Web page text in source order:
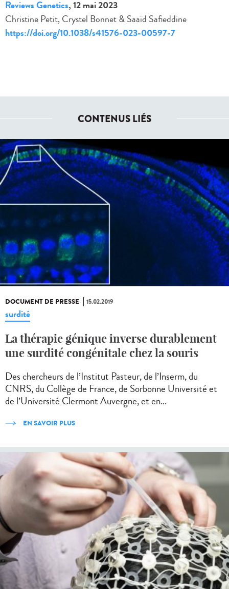
Reviews Genetics, 12 mai 2023
Christine Petit, Crystel Bonnet & Saaïd Safieddine
https://doi.org/10.1038/s41576-023-00597-7
CONTENUS LIÉS
DOCUMENT DE PRESSE 15.02.2019
surdité
La thérapie génique inverse durablement
une surdité congénitale chez la souris
Des chercheurs de l’Institut Pasteur, de l’Inserm, du
CNRS, du Collège de France, de Sorbonne Université et
de l’Université Clermont Auvergne, et en...
EN SAVOIR PLUS